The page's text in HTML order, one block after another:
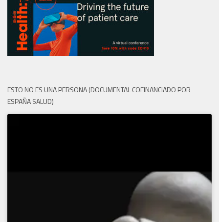
ESTO NO ES UNA PERSONA (DOCUMENTAL COFINANCIADO POR
ESPAÑA SALUD)